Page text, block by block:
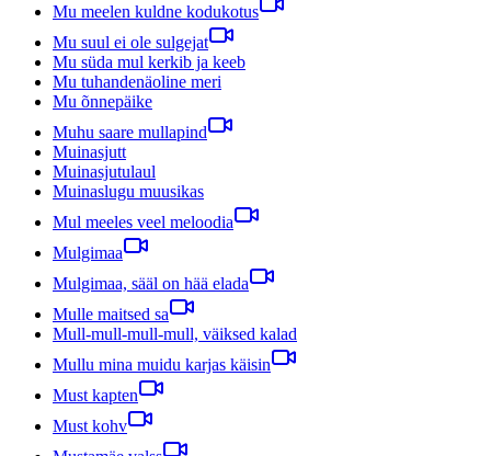
Mu meelen kuldne kodukotus
Mu suul ei ole sulgejat
Mu süda mul kerkib ja keeb
Mu tuhandenäoline meri
Mu õnnepäike
Muhu saare mullapind
Muinasjutt
Muinasjutulaul
Muinaslugu muusikas
Mul meeles veel meloodia
Mulgimaa
Mulgimaa, sääl on hää elada
Mulle maitsed sa
Mull-mull-mull-mull, väiksed kalad
Mullu mina muidu karjas käisin
Must kapten
Must kohv